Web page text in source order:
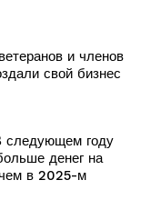
и членов
свой бизнес
году
денег на
чем в 2025-м